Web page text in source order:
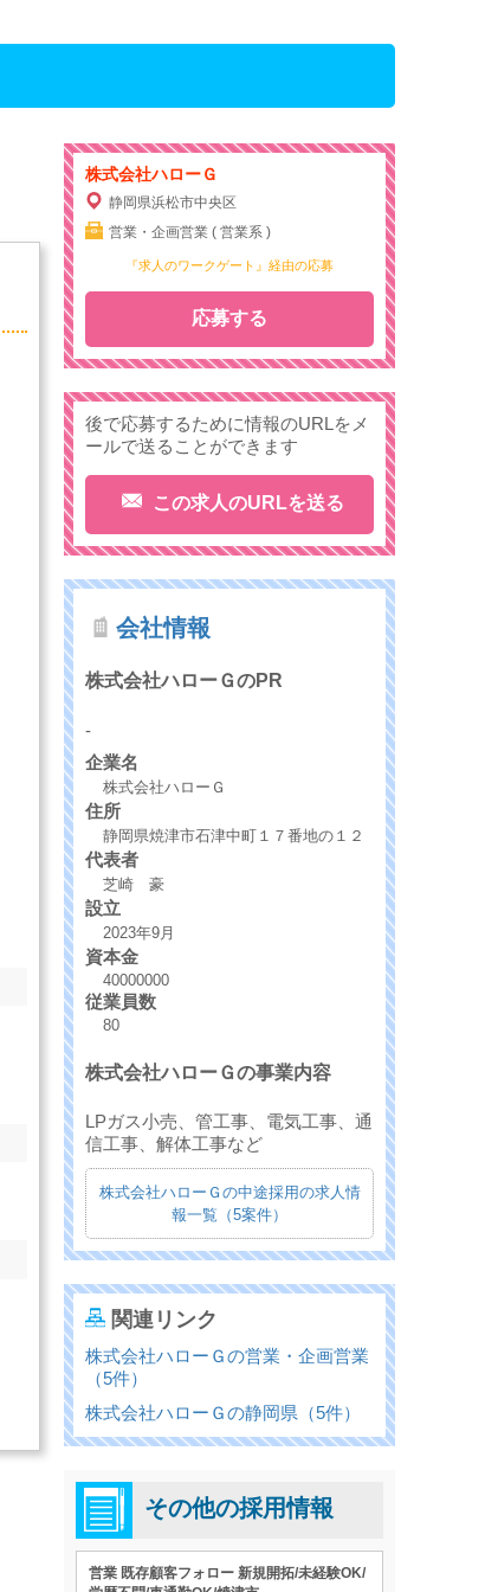
株式会社ハローＧ
静岡県浜松市中央区
営業・企画営業 ( 営業系 )
『求人のワークゲート』経由の応募
応募する
後で応募するために情報のURLをメ
ールで送ることができます
この求人のURLを送る
会社情報
株式会社ハローＧのPR
-
企業名
株式会社ハローＧ
住所
静岡県焼津市石津中町１７番地の１２
代表者
芝崎 豪
設立
2023年9月
資本金
40000000
従業員数
80
株式会社ハローＧの事業内容
LPガス小売、管工事、電気工事、通
信工事、解体工事など
株式会社ハローＧの中途採用の求人情
報一覧（5案件）
関連リンク
株式会社ハローＧの営業・企画営業
（5件）
株式会社ハローＧの静岡県（5件）
その他の採用情報
営業 既存顧客フォロー 新規開拓/未経験OK/